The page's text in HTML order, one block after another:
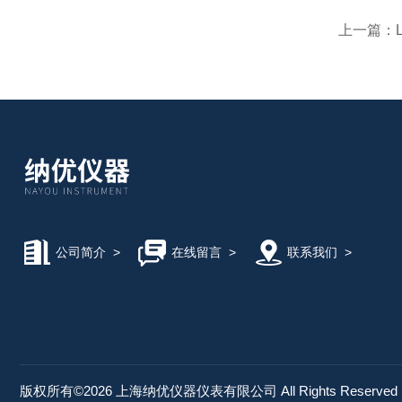
上一篇：
公司简介 > 在线留言> 联系我们 >
版权所有©2026 上海纳优仪器仪表有限公司 All Rights